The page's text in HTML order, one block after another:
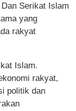
Serikat Islam
yang
rakyat
Islam.
rakyat,
politik dan